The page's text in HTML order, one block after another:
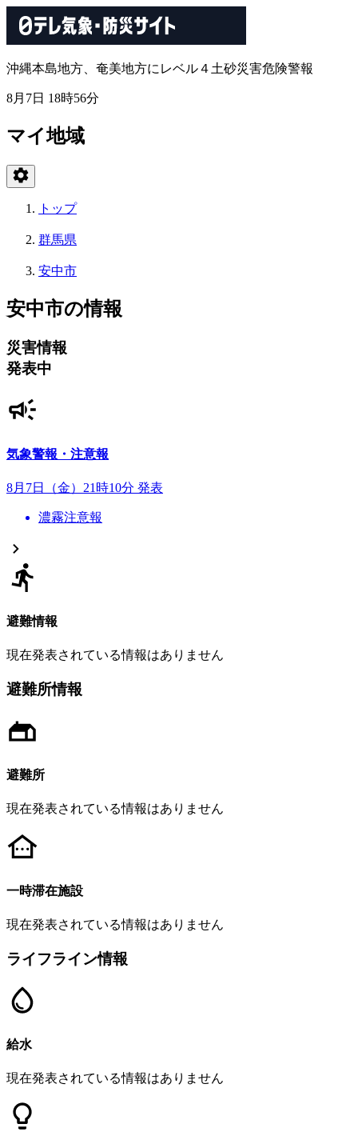
沖縄本島地方、奄美地方にレベル４土砂災害危険警報
8月7日 18時56分
マイ地域
トップ
群馬県
安中市
安中市の情報
災害情報
発表中
気象警報・注意報
8月7日（金）21時10分 発表
濃霧注意報
避難情報
現在発表されている情報はありません
避難所情報
避難所
現在発表されている情報はありません
一時滞在施設
現在発表されている情報はありません
ライフライン情報
給水
現在発表されている情報はありません